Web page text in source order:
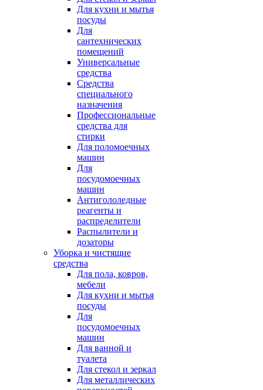
Для кухни и мытья
посуды
Для
сантехнических
помещений
Универсальные
средства
Средства
специального
назначения
Профессиональные
средства для
стирки
Для поломоечных
машин
Для
посудомоечных
машин
Антигололедные
реагенты и
распределители
Распылители и
дозаторы
Уборка и чистящие
средства
Для пола, ковров,
мебели
Для кухни и мытья
посуды
Для
посудомоечных
машин
Для ванной и
туалета
Для стекол и зеркал
Для металлических